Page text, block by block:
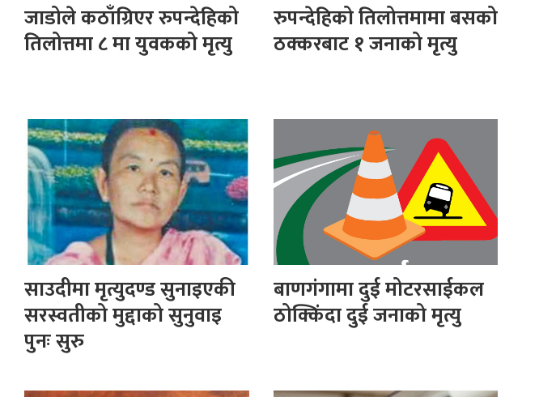
जाडोले कठाँग्रिएर रुपन्देहिको
तिलोत्तमा ८ मा युवकको मृत्यु
रुपन्देहिको तिलोत्तमामा बसको
ठक्करबाट १ जनाको मृत्यु
साउदीमा मृत्युदण्ड सुनाइएकी
सरस्वतीको मुद्दाको सुनुवाइ
पुनः सुरु
बाणगंगामा दुई मोटरसाईकल
ठोक्किंदा दुई जनाको मृत्यु